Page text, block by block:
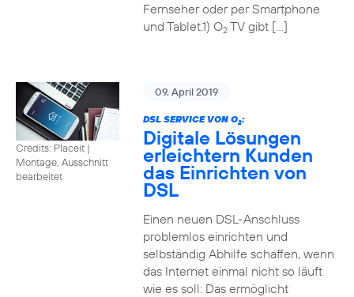
Fernseher oder per Smartphone
und Tablet.1) O2TV gibt […]
Credits: Placeit |
Montage, Ausschnitt
bearbeitet
09. April 2019
DSL SERVICE VON O2:
Digitale Lösungen
erleichtern Kunden
das Einrichten von
DSL
Einen neuen DSL-Anschluss
problemlos einrichten und
selbständig Abhilfe schaffen, wenn
das Internet einmal nicht so läuft
wie es soll: Das ermöglicht